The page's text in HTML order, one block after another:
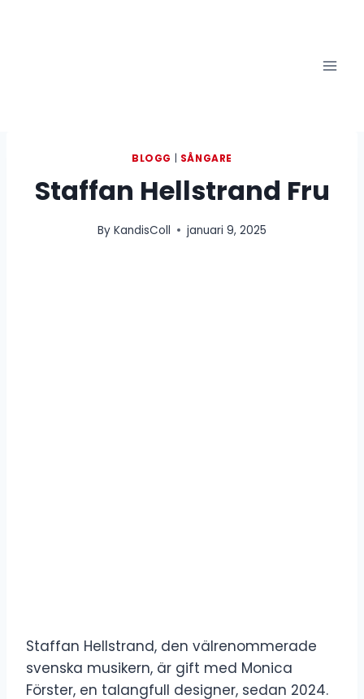
BLOGG SÅNGARE
Staffan Hellstrand Fru
By KandisColl januari 9, 2025
Staffan Hellstrand, den välrenommerade
svenska musikern, är gift med Monica
Förster, en talangfull designer, sedan 2024.